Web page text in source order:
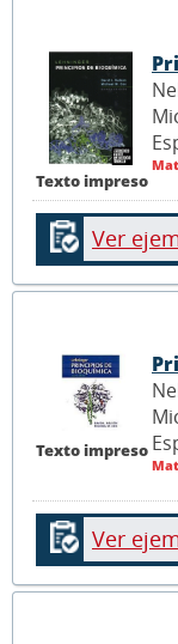
Texto impreso
Ver
Texto impreso
Ver